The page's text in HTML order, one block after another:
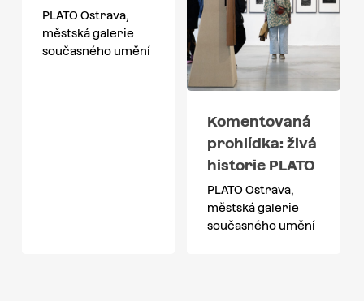
PLATO Ostrava,
městská galerie
současného umění
Komentovaná
prohlídka: živá
historie PLATO
PLATO Ostrava,
městská galerie
současného umění